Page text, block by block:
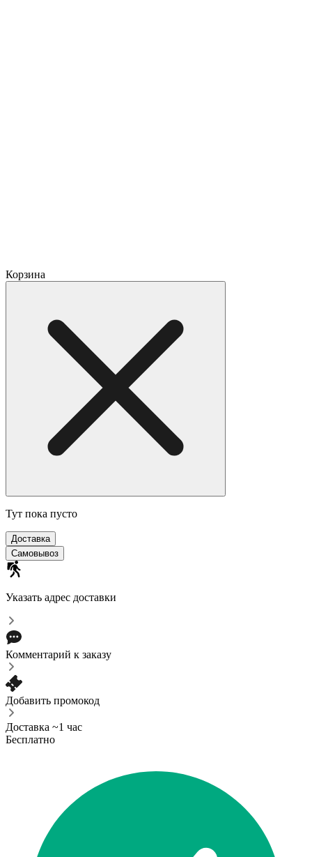
Корзина
Тут пока пусто
Доставка
Самовывоз
Указать адрес доставки
Комментарий к заказу
Добавить промокод
Доставка ~1 час
Бесплатно